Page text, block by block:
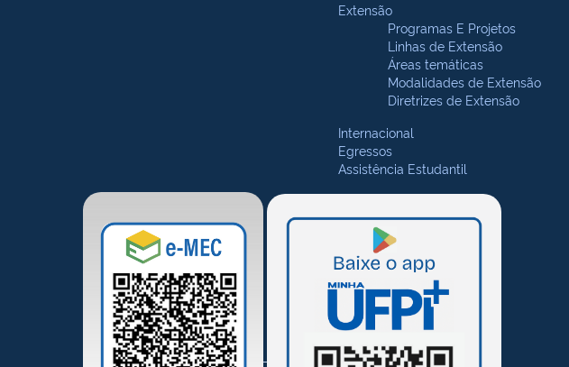
Extensão
Programas E Projetos
Linhas de Extensão
Áreas temáticas
Modalidades de Extensão
Diretrizes de Extensão
Internacional
Egressos
Assistência Estudantil